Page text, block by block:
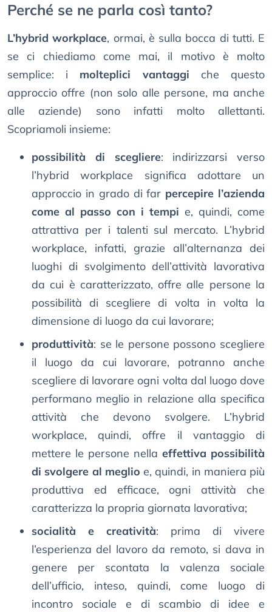
Perché se ne parla così tanto?
L’hybrid workplace, ormai, è sulla bocca di tutti. E
se ci chiediamo come mai, il motivo è molto
semplice: i molteplici vantaggi che questo
approccio offre (non solo alle persone, ma anche
alle aziende) sono infatti molto allettanti.
Scopriamoli insieme:
possibilità di scegliere: indirizzarsi verso
l’hybrid workplace significa adottare un
approccio in grado di far percepire l’azienda
come al passo con i tempi e, quindi, come
attrattiva per i talenti sul mercato. L’hybrid
workplace, infatti, grazie all’alternanza dei
luoghi di svolgimento dell’attività lavorativa
da cui è caratterizzato, offre alle persone la
possibilità di scegliere di volta in volta la
dimensione di luogo da cui lavorare;
produttività: se le persone possono scegliere
il luogo da cui lavorare, potranno anche
scegliere di lavorare ogni volta dal luogo dove
performano meglio in relazione alla specifica
attività che devono svolgere. L’hybrid
workplace, quindi, offre il vantaggio di
mettere le persone nella effettiva possibilità
di svolgere al meglio e, quindi, in maniera più
produttiva ed efficace, ogni attività che
caratterizza la propria giornata lavorativa;
socialità e creatività: prima di vivere
l’esperienza del lavoro da remoto, si dava in
genere per scontata la valenza sociale
dell’ufficio, inteso, quindi, come luogo di
incontro sociale e di scambio di idee e